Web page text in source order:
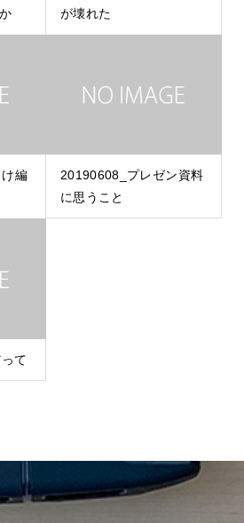
が壊れた
編
20190608_プレゼン資料
に思うこと
て